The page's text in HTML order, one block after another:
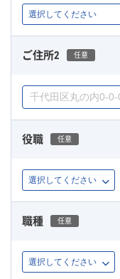
ご住所2 任意
役職 任意
職種 任意